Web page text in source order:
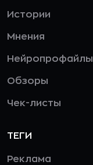
Истории
Мнения
Нейропрофайлы
Обзоры
Чек-листы
ТЕГИ
Реклама